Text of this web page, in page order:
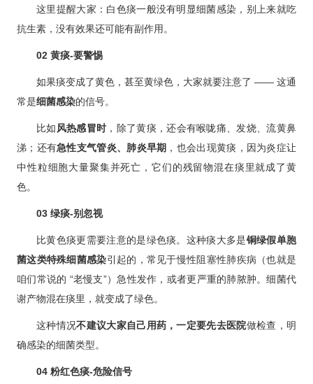
这里提醒大家：白色痰一般没有明显细菌感染，别上来就吃
抗生素，没有效果还可能有副作用。
02 黄痰-要警惕
如果痰变成了黄色，甚至黄绿色，大家就要注意了 —— 这通
常是细菌感染的信号。
比如风热感冒时 ，除了黄痰，还会有喉咙痛、发烧、流黄鼻
涕；还有急性支气管炎、肺炎早期 ，也会出现黄痰，因为炎症让
中性粒细胞大量聚集并死亡，它们的残留物混在痰里就成了黄
色。
03 绿痰-别忽视
比黄色痰更需要注意的是绿色痰。这种痰大多是铜绿假单胞
菌这类特殊细菌感染引起的，常见于慢性阻塞性肺疾病（也就是
咱们常说的 “老慢支”）急性发作，或者更严重的肺脓肿。细菌代
谢产物混在痰里，就变成了绿色。
这种情况不建议大家自己用药，一定要先去医院做检查，明
确感染的细菌类型。
04 粉红色痰-危险信号